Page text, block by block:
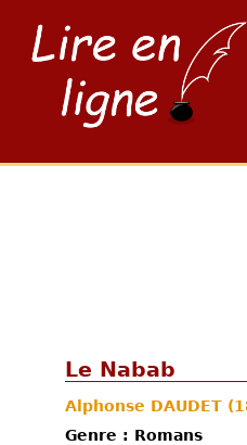
Le Nabab
Alphonse DAUDET
Genre : Romans